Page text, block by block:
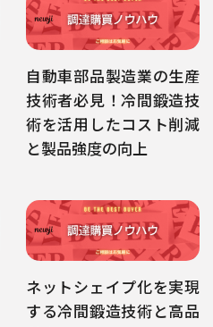
自動車部品製造業の生産
技術者必見！冷間鍛造技
術を活用したコスト削減
と製品強度の向上
ネットシェイプ化を実現
する冷間鍛造技術と高品